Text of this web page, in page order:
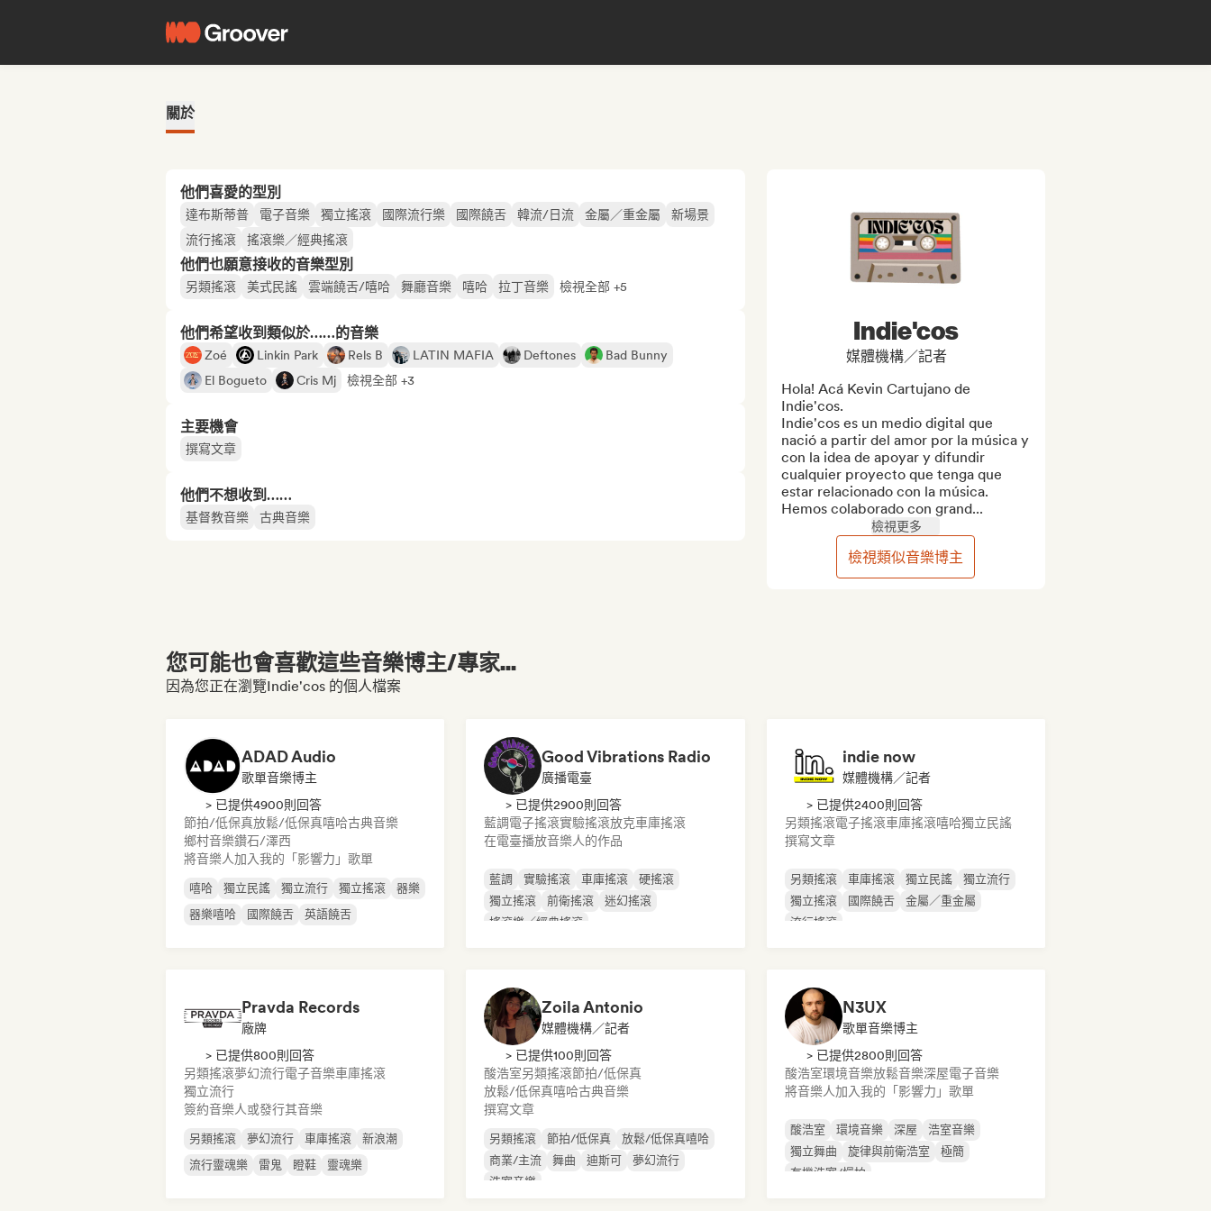
關於
他們喜愛的型別
達布斯蒂普 電子音樂 獨立搖滾 國際流行樂 國際饒舌 韓流/日流 金屬／重金屬
新場景
流行搖滾
搖滾樂／經典搖滾
他們也願意接收的音樂型別
另類搖滾 美式民謠 雲端饒舌/嘻哈 舞廳音樂 嘻哈 拉丁音樂 檢視全部 +5
他們希望收到類似於……的音樂
Zoé Linkin Park Rels B LATIN MAFIA Deftones
Bad Bunny
El Bogueto
Cris Mj 檢視全部 +3
主要機會
撰寫文章
他們不想收到……
基督教音樂 古典音樂
Indie'cos
媒體機構／記者
Hola! Acá Kevin Cartujano de
Indie'cos.
Indie'cos es un medio digital que
nació a partir del amor por la música y
con la idea de apoyar y difundir
cualquier proyecto que tenga que
estar relacionado con la música.
Hemos colaborado con grand...
檢視更多
檢視類似音樂博主
您可能也會喜歡這些音樂博主/專家...
因為您正在瀏覽Indie'cos 的個人檔案
ADAD Audio
歌單音樂博主
> 已提供4900則回答
節拍/低保真放鬆/低保真嘻哈古典音樂
鄉村音樂鑽石/澤西
將音樂人加入我的「影響力」歌單
嘻哈 獨立民謠 獨立流行 獨立搖滾
器樂
器樂嘻哈
國際饒舌 英語饒舌
Good Vibrations Radio
廣播電臺
> 已提供2900則回答
藍調電子搖滾實驗搖滾放克車庫搖滾
在電臺播放音樂人的作品
藍調 實驗搖滾 車庫搖滾
硬搖滾
獨立搖滾
前衛搖滾
迷幻搖滾
搖滾樂／經典搖滾
indie now
媒體機構／記者
> 已提供2400則回答
另類搖滾電子搖滾車庫搖滾嘻哈獨立民謠
撰寫文章
另類搖滾 車庫搖滾 獨立民謠
獨立流行
獨立搖滾
國際饒舌
金屬／重金屬
流行搖滾
Pravda Records
廠牌
> 已提供800則回答
另類搖滾夢幻流行電子音樂車庫搖滾
獨立流行
簽約音樂人或發行其音樂
另類搖滾 夢幻流行 車庫搖滾
新浪潮
流行靈魂樂
雷鬼 瞪鞋 靈魂樂
Zoila Antonio
媒體機構／記者
> 已提供100則回答
酸浩室另類搖滾節拍/低保真
放鬆/低保真嘻哈古典音樂
撰寫文章
另類搖滾 節拍/低保真
放鬆/低保真嘻哈
商業/主流
舞曲 迪斯可
夢幻流行
浩室音樂
N3UX
歌單音樂博主
> 已提供2800則回答
酸浩室環境音樂放鬆音樂深屋電子音樂
將音樂人加入我的「影響力」歌單
酸浩室 環境音樂 深屋
浩室音樂
獨立舞曲
旋律與前衛浩室
極簡
有機浩室/慢拍